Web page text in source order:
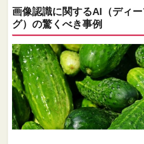
画像認識に関するAI（ディ
グ）の驚くべき事例